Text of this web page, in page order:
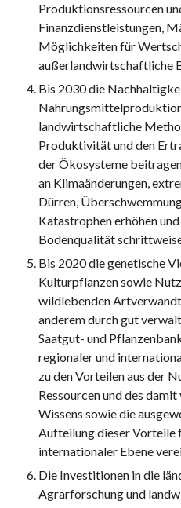
Produktionsressourcen
Finanzdienstleistungen,
Möglichkeiten für
außerlandwirtschaftliche
Bis 2030 die
landwirtschaftliche
Produktivität und den
der Ökosysteme
an Klimaänderungen,
Dürren,
Katastrophen erhöhen
Bodenqualität
Bis 2020 die genetische
Kulturpflanzen sowie
wildlebenden
anderem durch gut
Saatgut- und
regionaler und
zu den Vorteilen aus der
Ressourcen und des
Wissens sowie die
Aufteilung dieser Vorteile
internationaler Ebene
Die Investitionen in die
Agrarforschung und